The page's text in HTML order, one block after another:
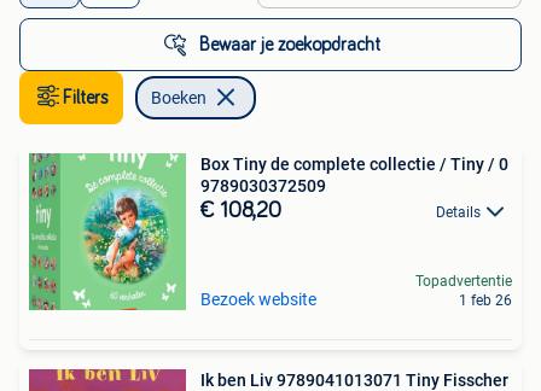
Bewaar je zoekopdracht
Filters Boeken
Box Tiny de complete collectie / Tiny / 0
9789030372509
€ 108,20 Details
Bezoek website
Topadvertentie
1 feb 26
Ik ben Liv 9789041013071 Tiny Fisscher